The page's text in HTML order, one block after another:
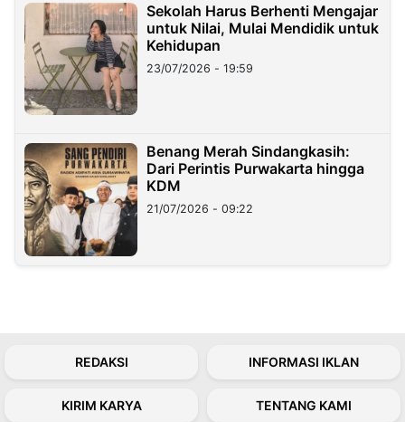
Sekolah Harus Berhenti Mengajar
untuk Nilai, Mulai Mendidik untuk
Kehidupan
23/07/2026 - 19:59
Benang Merah Sindangkasih:
Dari Perintis Purwakarta hingga
KDM
21/07/2026 - 09:22
REDAKSI INFORMASI IKLAN
KIRIM KARYA TENTANG KAMI